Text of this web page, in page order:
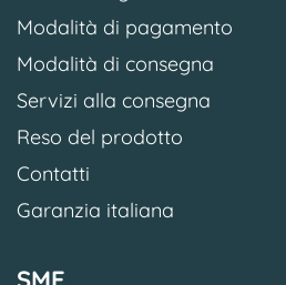
Modalità di pagamento
Modalità di consegna
Servizi alla consegna
Reso del prodotto
Contatti
Garanzia italiana